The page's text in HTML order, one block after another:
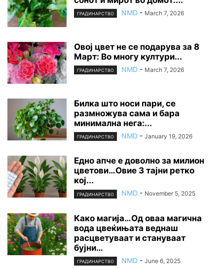
ГРАДИНАРСТВО NMD - March 7, 2026
Овој цвет не се подарува за 8
Март: Во многу култури...
ГРАДИНАРСТВО NMD - March 7, 2026
Билка што носи пари, се
размножува сама и бара
минимална нега:...
ГРАДИНАРСТВО NMD - January 19, 2026
Едно апче е доволно за милион
цветови…Овие 3 тајни ретко
кој...
ГРАДИНАРСТВО NMD - November 5, 2025
Како магија…Од оваа магична
вода цвеќињата веднаш
расцветуваат и стануваат
бујни…
ГРАДИНАРСТВО NMD - June 6, 2025